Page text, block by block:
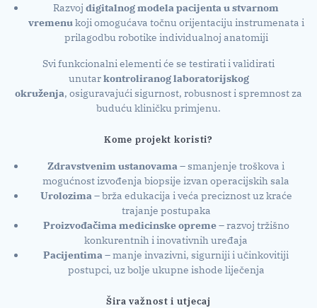
Razvoj digitalnog modela pacijenta u stvarnom
vremenukoji omogućava točnu orijentaciju instrumenata i
prilagodbu robotike individualnoj anatomiji
Svi funkcionalni elementi će se testirati i validirati
unutarkontroliranog laboratorijskog
okruženja, osiguravajući sigurnost, robusnost i spremnost za
buduću kliničku primjenu.
Kome projekt koristi?
Zdravstvenim ustanovama– smanjenje troškova i
mogućnost izvođenja biopsije izvan operacijskih sala
Urolozima– brža edukacija i veća preciznost uz kraće
trajanje postupaka
Proizvođačima medicinske opreme– razvoj tržišno
konkurentnih i inovativnih uređaja
Pacijentima– manje invazivni, sigurniji i učinkovitiji
postupci, uz bolje ukupne ishode liječenja
Šira važnost i utjecaj